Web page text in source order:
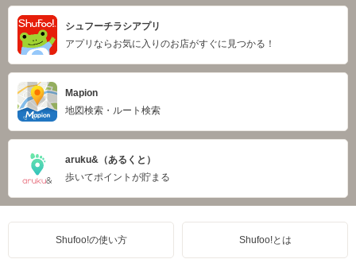
シュフーチラシアプリ
アプリならお気に入りのお店がすぐに見つかる！
Mapion
地図検索・ルート検索
aruku&（あるくと）
歩いてポイントが貯まる
Shufoo!の使い方 Shufoo!とは